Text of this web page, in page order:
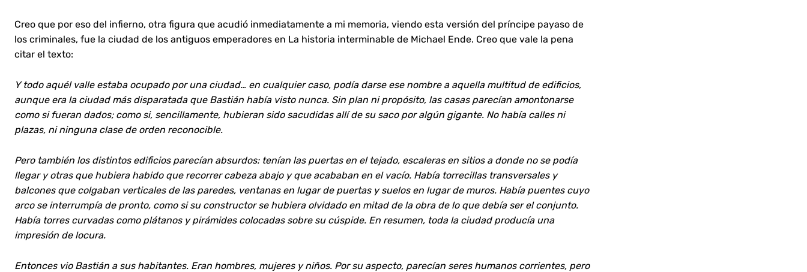
Creo que por eso del infierno, otra figura que acudió inmediatamente a mi memoria, viendo esta versión del príncipe payaso de
los criminales, fue la ciudad de los antiguos emperadores en La historia interminable de Michael Ende. Creo que vale la pena
citar el texto:
Y todo aquél valle estaba ocupado por una ciudad… en cualquier caso, podía darse ese nombre a aquella multitud de edificios,
aunque era la ciudad más disparatada que Bastián había visto nunca. Sin plan ni propósito, las casas parecían amontonarse
como si fueran dados; como si, sencillamente, hubieran sido sacudidas allí de su saco por algún gigante. No había calles ni
plazas, ni ninguna clase de orden reconocible.
Pero también los distintos edificios parecían absurdos: tenían las puertas en el tejado, escaleras en sitios a donde no se podía
llegar y otras que hubiera habido que recorrer cabeza abajo y que acababan en el vacío. Había torrecillas transversales y
balcones que colgaban verticales de las paredes, ventanas en lugar de puertas y suelos en lugar de muros. Había puentes cuyo
arco se interrumpía de pronto, como si su constructor se hubiera olvidado en mitad de la obra de lo que debía ser el conjunto.
Había torres curvadas como plátanos y pirámides colocadas sobre su cúspide. En resumen, toda la ciudad producía una
impresión de locura.
Entonces vio Bastián a sus habitantes. Eran hombres, mujeres y niños. Por su aspecto, parecían seres humanos corrientes, pero